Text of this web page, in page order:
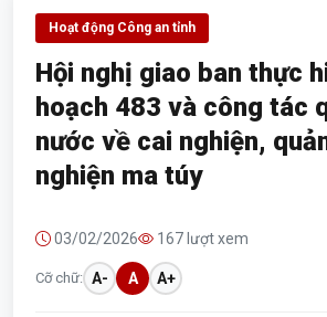
Hoạt động Công an tỉnh
Hội nghị giao ban thực
hoạch 483 và công tác
nước về cai nghiện,
nghiện ma túy
03/02/2026 167 lượt xem
Cỡ chữ: A- A A+